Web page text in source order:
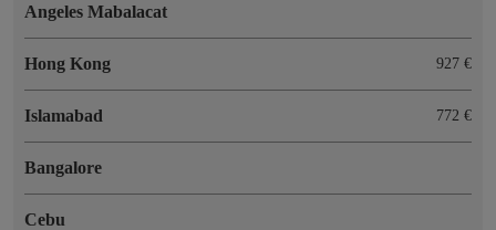
Angeles Mabalacat
Hong Kong 927 €
Islamabad 772 €
Bangalore
Cebu